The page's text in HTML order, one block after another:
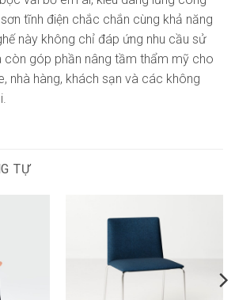
tĩnh điện chắc chắn cùng khả năng
này không chỉ đáp ứng nhu cầu sử
còn góp phần nâng tầm thẩm mỹ cho
nhà hàng, khách sạn và các không
TỰ